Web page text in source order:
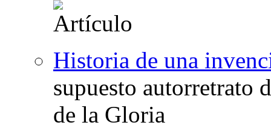
Historia de una
supuesto autorretrato
de la Gloria